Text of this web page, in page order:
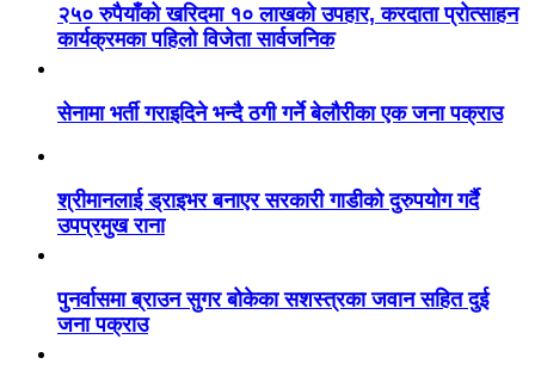
२५० रुपैयाँको खरिदमा १० लाखको उपहार, करदाता प्रोत्साहन
कार्यक्रमका पहिलो विजेता सार्वजनिक
सेनामा भर्ती गराइदिने भन्दै ठगी गर्ने बेलौरीका एक जना पक्राउ
श्रीमानलाई ड्राइभर बनाएर सरकारी गाडीको दुरुपयोग गर्दै
उपप्रमुख राना
पुनर्वासमा ब्राउन सुगर बोकेका सशस्त्रका जवान सहित दुई
जना पक्राउ